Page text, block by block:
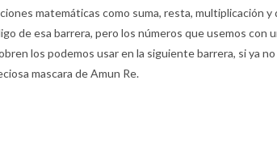
matemáticas como suma, resta, multiplicación y
de esa barrera, pero los números que usemos con
los podemos usar en la siguiente barrera, si ya
mascara de Amun Re.